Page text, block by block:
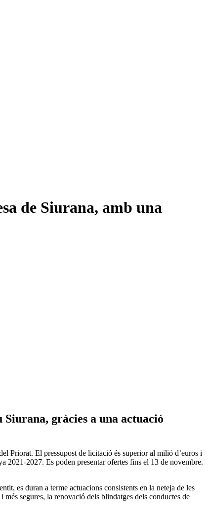
de Siurana, amb una
gràcies a una actuació
Priorat. El pressupost de licitació és superior al milió d’euros i
2027. Es poden presentar ofertes fins el 13 de novembre.
es duran a terme actuacions consistents en la neteja de les
segures, la renovació dels blindatges dels conductes de